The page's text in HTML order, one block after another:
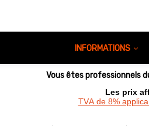
INFORMATIONS
Vous êtes professionnels
Les prix
TVA de 8%